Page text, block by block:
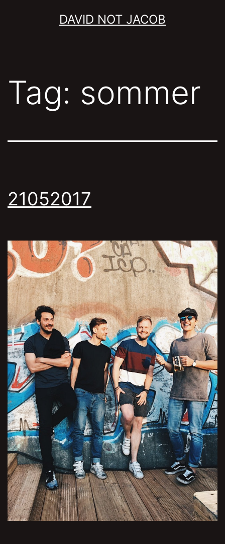
DAVID NOT JACOB
Tag: sommer
21052017